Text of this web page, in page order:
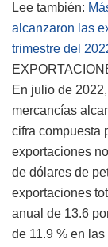
Lee también:
alcanzaron las
trimestre del
En julio de
mercancías
cifra compuesta
exportaciones
de dólares de
exportaciones
anual de 13.6
de 11.9 % en